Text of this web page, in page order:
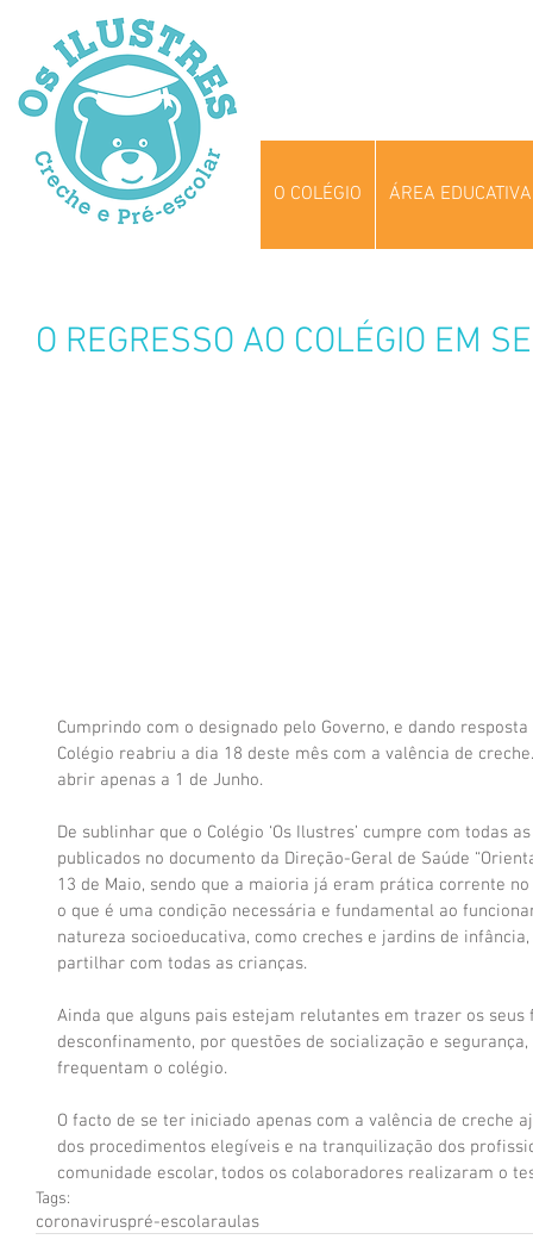
O COLÉGIO ÁREA EDUCATIVA
O REGRESSO AO COLÉGIO EM
Cumprindo com o designado pelo Governo, e dando
Colégio reabriu a dia 18 deste mês com a valência de
abrir apenas a 1 de Junho.
De sublinhar que o Colégio ‘Os Ilustres’ cumpre com todas
publicados no documento da Direção-Geral de Saúde
13 de Maio, sendo que a maioria já eram prática corrente
o que é uma condição necessária e fundamental ao
natureza socioeducativa, como creches e jardins de
partilhar com todas as crianças.
Ainda que alguns pais estejam relutantes em trazer os
desconfinamento, por questões de socialização e
frequentam o colégio.
O facto de se ter iniciado apenas com a valência de creche
dos procedimentos elegíveis e na tranquilização dos
comunidade escolar, todos os colaboradores realizaram o
Tags:
coronaviruspré-escolaraulas